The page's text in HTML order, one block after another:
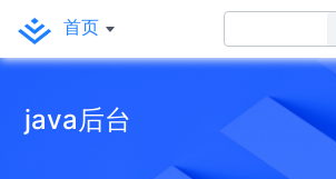
首页
java后台